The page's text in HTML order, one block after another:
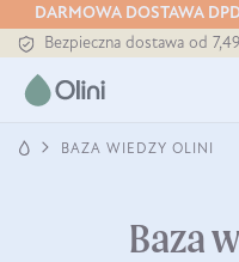
DARMOWA DOSTAWA
Tłoczony zawsze na zimno
Bezpieczna dostawa od
Darmowa dostawa od 199
Tłoczony zawsze na zimno
BAZA WIEDZY OLINI
Baza